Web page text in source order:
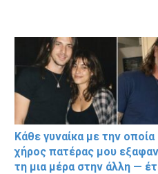
Κάθε γυναίκα με την οποία
χήρος πατέρας μου
τη μια μέρα στην άλλη —